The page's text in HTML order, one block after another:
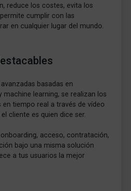
reduce los costes, evita los
cumplir con las
en cualquier lugar del mundo.
basadas en
machine learning, se realizan los
tiempo real a través de vídeo
cliente es quien dice ser.
acceso, contratación,
bajo una misma solución
a tus usuarios la mejor